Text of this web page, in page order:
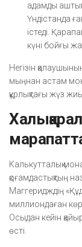
адамды
Үндістанда
істеді.
күні бойғы
Негізін
мыңнан астам
құрлықтағы жүз
Калькутталық
қоғамдастықтың
Маггеридждің
миллиондаған
Осыдан кейін
өсті.